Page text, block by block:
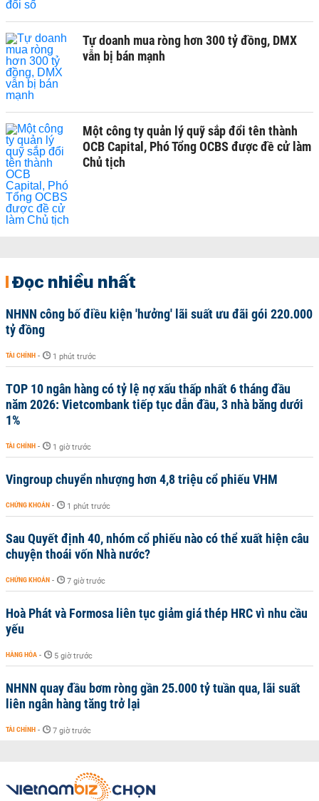
Tự doanh mua ròng hơn 300 tỷ đồng, DMX
vẫn bị bán mạnh
Một công ty quản lý quỹ sắp đổi tên thành
OCB Capital, Phó Tổng OCBS được đề cử làm
Chủ tịch
Đọc nhiều nhất
NHNN công bố điều kiện 'hưởng' lãi suất ưu đãi gói 220.000
tỷ đồng
TÀI CHÍNH - 1 phút trước
TOP 10 ngân hàng có tỷ lệ nợ xấu thấp nhất 6 tháng đầu
năm 2026: Vietcombank tiếp tục dẫn đầu, 3 nhà băng dưới
1%
TÀI CHÍNH - 1 giờ trước
Vingroup chuyển nhượng hơn 4,8 triệu cổ phiếu VHM
CHỨNG KHOÁN - 1 phút trước
Sau Quyết định 40, nhóm cổ phiếu nào có thể xuất hiện câu
chuyện thoái vốn Nhà nước?
CHỨNG KHOÁN - 7 giờ trước
Hoà Phát và Formosa liên tục giảm giá thép HRC vì nhu cầu
yếu
HÀNG HÓA - 5 giờ trước
NHNN quay đầu bơm ròng gần 25.000 tỷ tuần qua, lãi suất
liên ngân hàng tăng trở lại
TÀI CHÍNH - 7 giờ trước